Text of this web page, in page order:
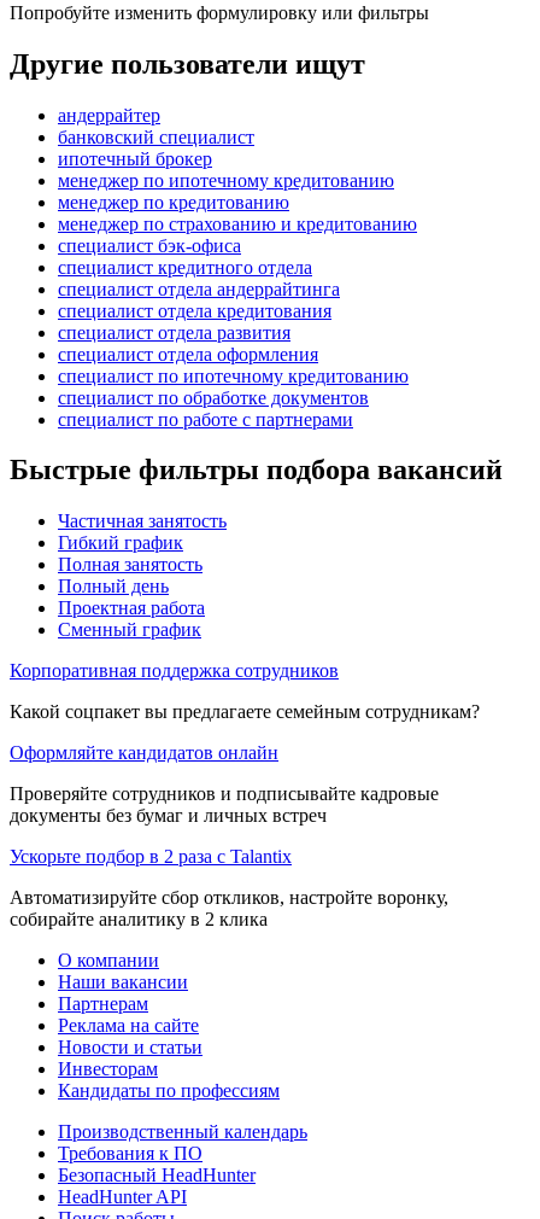
Попробуйте изменить формулировку или фильтры
Другие пользователи ищут
андеррайтер
банковский специалист
ипотечный брокер
менеджер по ипотечному кредитованию
менеджер по кредитованию
менеджер по страхованию и кредитованию
специалист бэк-офиса
специалист кредитного отдела
специалист отдела андеррайтинга
специалист отдела кредитования
специалист отдела развития
специалист отдела оформления
специалист по ипотечному кредитованию
специалист по обработке документов
специалист по работе с партнерами
Быстрые фильтры подбора вакансий
Частичная занятость
Гибкий график
Полная занятость
Полный день
Проектная работа
Сменный график
Корпоративная поддержка сотрудников
Какой соцпакет вы предлагаете семейным сотрудникам?
Оформляйте кандидатов онлайн
Проверяйте сотрудников и подписывайте кадровые
документы без бумаг и личных встреч
Ускорьте подбор в 2 раза с Talantix
Автоматизируйте сбор откликов, настройте воронку,
собирайте аналитику в 2 клика
О компании
Наши вакансии
Партнерам
Реклама на сайте
Новости и статьи
Инвесторам
Кандидаты по профессиям
Производственный календарь
Требования к ПО
Безопасный HeadHunter
HeadHunter API